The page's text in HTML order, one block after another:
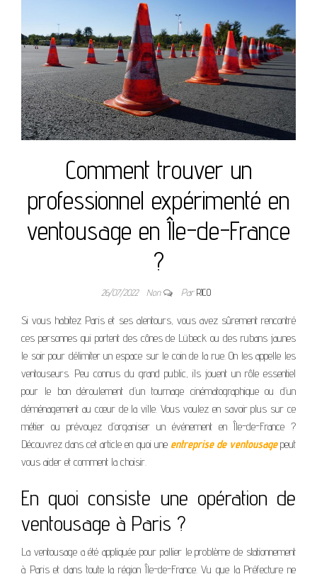
Comment trouver un
professionnel expérimenté en
ventousage en Île-de-France
?
26/07/2022 Non ParRICO
Si vous habitez Paris et ses alentours, vous avez sûrement rencontré
ces personnes qui portent des cônes de Lübeck ou des rubans jaunes
le soir pour délimiter un espace sur le coin de la rue. On les appelle les
ventouseurs. Peu connus du grand public, ils jouent un rôle essentiel
pour le bon déroulement d’un tournage cinématographique ou d’un
déménagement au cœur de la ville. Vous voulez en savoir plus sur ce
métier ou prévoyez d’organiser un événement en Île-de-France ?
Découvrez dans cet article en quoi une entreprise de ventousagepeut
vous aider et comment la choisir.
En quoi consiste une opération de
ventousage à Paris ?
La ventousage a été appliquée pour pallier le problème de stationnement
à Paris et dans toute la région Île-de-France. Vu que la Préfecture ne